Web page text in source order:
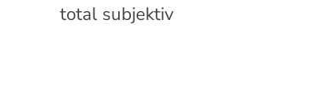
total subjektiv